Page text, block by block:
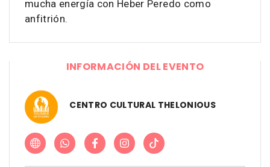
mucha energía con Heber Peredo como
anfitrión.
INFORMACIÓN DEL EVENTO
CENTRO CULTURAL THELONIOUS